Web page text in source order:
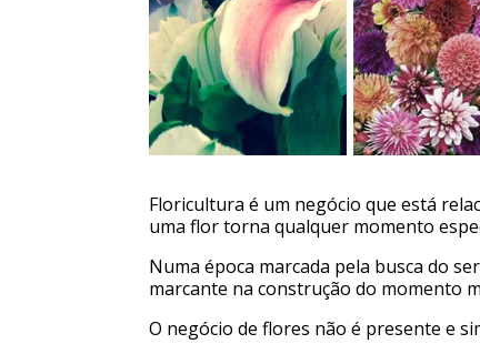
Floricultura é um negócio que está
uma flor torna qualquer momento
Numa época marcada pela busca do
marcante na construção do momento
O negócio de flores não é presente e